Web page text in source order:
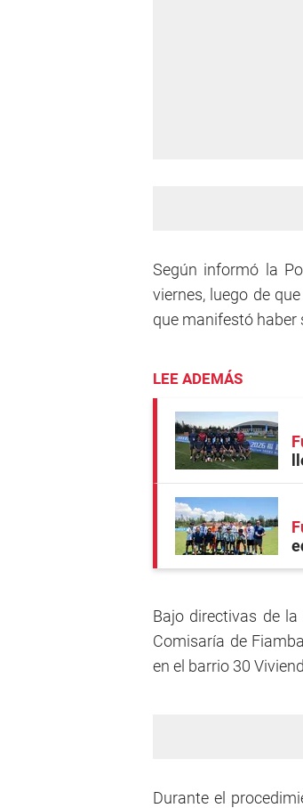
Según informó la
viernes, luego de
que manifestó haber
LEE ADEMÁS
Bajo directivas de
Comisaría de
en el barrio 30
Durante el